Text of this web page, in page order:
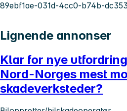
89ebf1ae-031d-4cc0-b74b-
Lignende annonser
Klar for nye
Nord-Norges mest
skadeverksteder?